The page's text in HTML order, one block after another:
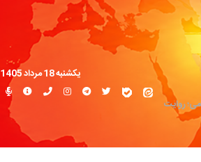
روایت
یکشنبه 18 مرداد 1405